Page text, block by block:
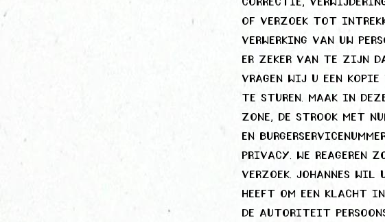
correctie, verwijdering,
of verzoek tot
verwerking van uw
er zeker van te zijn
vragen wij u een
te sturen. Maak in
zone, de strook met
en
privacy. We reageren
verzoek. Johannes
heeft om een klacht
de Autoriteit